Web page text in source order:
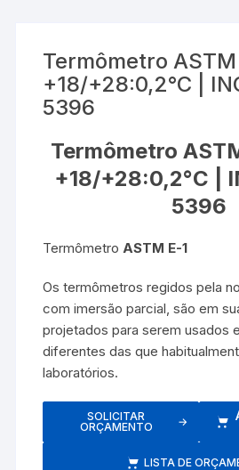
Termômetro
+18/+28:0,2°C |
5396
Termômetro
+18/+28:0,2°C |
5396
TermômetroASTM E-1
Os termômetros regidos pela
com imersão parcial, são em
projetados para serem usados
diferentes das que
laboratórios.
SOLICITAR
ORÇAMENTO
→
LISTA DE